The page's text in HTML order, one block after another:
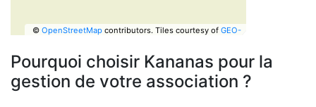
© OpenStreetMapcontributors. Tiles courtesy of GEO-
Pourquoi choisir Kananas pour la
gestion de votre association ?